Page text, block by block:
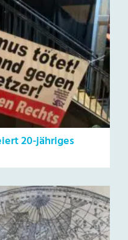
20-jähriges